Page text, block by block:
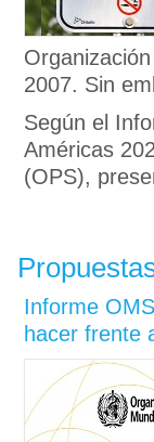
2007. Sin
Según el
Américas
(OPS),
Informe
hacer frente